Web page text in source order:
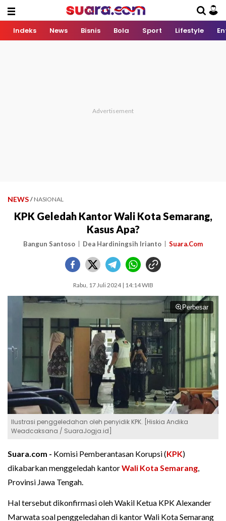
Indeks News Bisnis Bola Sport Lifestyle
NEWS / NASIONAL
KPK Geledah Kantor Wali Kota Semarang,
Kasus Apa?
Bangun Santoso Dea Hardiningsih Irianto Suara.Com
Rabu, 17 Juli 2024 | 14:14 WIB
Perbesar
Ilustrasi penggeledahan oleh penyidik KPK. [Hiskia Andika
Weadcaksana / SuaraJogja.id]
Suara.com - Komisi Pemberantasan Korupsi (KPK)
dikabarkan menggeledah kantorWali Kota Semarang,
Provinsi Jawa Tengah.
Hal tersebut dikonfirmasi oleh Wakil Ketua KPK Alexander
Marwata soal penggeledahan di kantor Wali Kota Semarang